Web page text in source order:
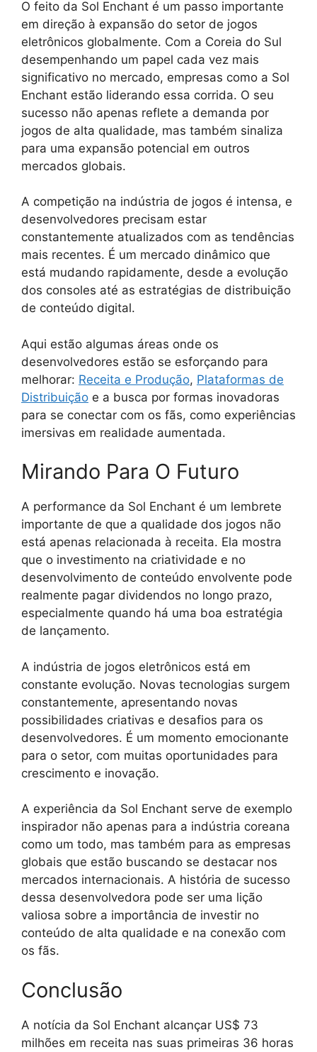
O feito da Sol Enchant é um passo importante
em direção à expansão do setor de jogos
eletrônicos globalmente. Com a Coreia do Sul
desempenhando um papel cada vez mais
significativo no mercado, empresas como a Sol
Enchant estão liderando essa corrida. O seu
sucesso não apenas reflete a demanda por
jogos de alta qualidade, mas também sinaliza
para uma expansão potencial em outros
mercados globais.
A competição na indústria de jogos é intensa, e
desenvolvedores precisam estar
constantemente atualizados com as tendências
mais recentes. É um mercado dinâmico que
está mudando rapidamente, desde a evolução
dos consoles até as estratégias de distribuição
de conteúdo digital.
Aqui estão algumas áreas onde os
desenvolvedores estão se esforçando para
melhorar: Receita e Produção, Plataformas de
Distribuição e a busca por formas inovadoras
para se conectar com os fãs, como experiências
imersivas em realidade aumentada.
Mirando Para O Futuro
A performance da Sol Enchant é um lembrete
importante de que a qualidade dos jogos não
está apenas relacionada à receita. Ela mostra
que o investimento na criatividade e no
desenvolvimento de conteúdo envolvente pode
realmente pagar dividendos no longo prazo,
especialmente quando há uma boa estratégia
de lançamento.
A indústria de jogos eletrônicos está em
constante evolução. Novas tecnologias surgem
constantemente, apresentando novas
possibilidades criativas e desafios para os
desenvolvedores. É um momento emocionante
para o setor, com muitas oportunidades para
crescimento e inovação.
A experiência da Sol Enchant serve de exemplo
inspirador não apenas para a indústria coreana
como um todo, mas também para as empresas
globais que estão buscando se destacar nos
mercados internacionais. A história de sucesso
dessa desenvolvedora pode ser uma lição
valiosa sobre a importância de investir no
conteúdo de alta qualidade e na conexão com
os fãs.
Conclusão
A notícia da Sol Enchant alcançar US$ 73
milhões em receita nas suas primeiras 36 horas